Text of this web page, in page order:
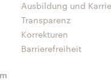
Ausbildung und
Transparenz
Korrekturen
Barrierefreiheit